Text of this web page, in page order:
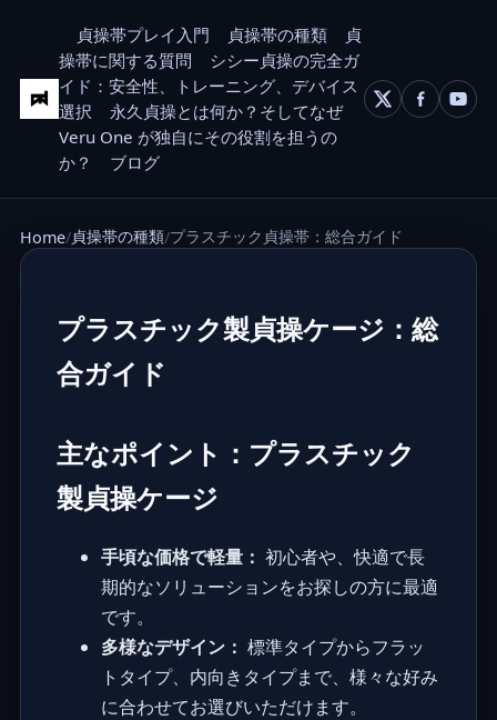
貞操帯プレイ入門 貞操帯の種類
貞
操帯に関する質問
シシー貞操の完全ガ
イド：安全性、トレーニング、デバイス
選択
永久貞操とは何か？そしてなぜ
Veru One が独自にその役割を担うの
か？
ブログ
Home 貞操帯の種類 プラスチック貞操帯：総合ガイド
プラスチック製貞操ケージ：総
合ガイド
主なポイント：プラスチック
製貞操ケージ
手頃な価格で軽量： 初心者や、快適で長
期的なソリューションをお探しの方に最適
です。
多様なデザイン： 標準タイプからフラッ
トタイプ、内向きタイプまで、様々な好み
に合わせてお選びいただけます。